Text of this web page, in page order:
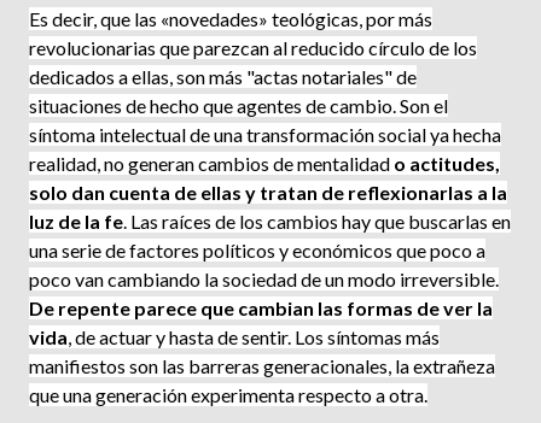
Es decir, que las «novedades» teológicas, por más
revolucionarias que parezcan al reducido círculo de los
dedicados a ellas, son más "actas notariales" de
situaciones de hecho que agentes de cambio. Son el
síntoma intelectual de una transformación social ya hecha
realidad, no generan cambios de mentalidad o actitudes,
solo dan cuenta de ellas y tratan de reflexionarlas a la
luz de la fe . Las raíces de los cambios hay que buscarlas en
una serie de factores políticos y económicos que poco a
poco van cambiando la sociedad de un modo irreversible.
De repente parece que cambian las formas de ver la
vida , de actuar y hasta de sentir. Los síntomas más
manifiestos son las barreras generacionales, la extrañeza
que una generación experimenta respecto a otra.